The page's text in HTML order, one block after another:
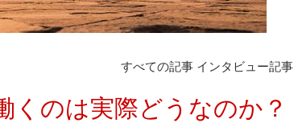
すべての記事 インタビュー記事
くのは実際どうなのか？